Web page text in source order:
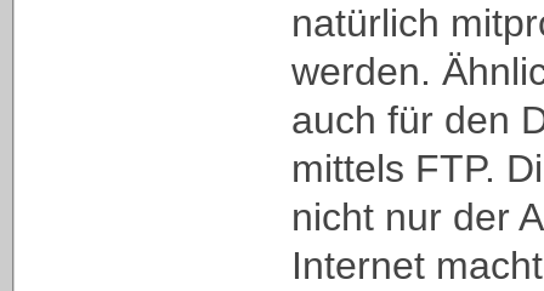
natürlich
werden.
auch für den
mittels FTP.
nicht nur der
Internet